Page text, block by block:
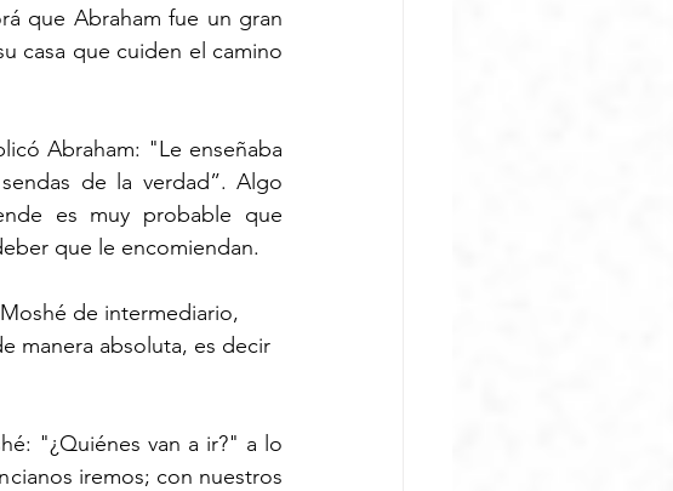
que Abraham fue un gran
casa que cuiden el camino
Abraham: "Le enseñaba
de la verdad”. Algo
es muy probable que
que le encomiendan.
de intermediario,
manera absoluta, es decir
"¿Quiénes van a ir?" a lo
iremos; con nuestros